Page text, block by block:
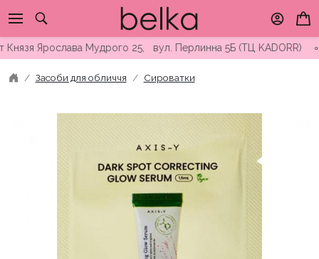
to
content
Мудрого 25, вул. Перлинна 5Б (ТЦ KADORR) ∘
Засоби для обличчя Сироватки